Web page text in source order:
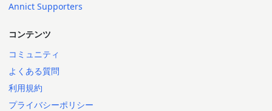
Annict Supporters
コンテンツ
コミュニティ
よくある質問
利用規約
プライバシーポリシー